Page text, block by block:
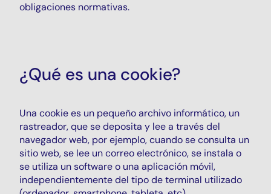
obligaciones normativas.
¿Qué es una cookie?
Una cookie es un pequeño archivo informático, un
rastreador, que se deposita y lee a través del
navegador web, por ejemplo, cuando se consulta un
sitio web, se lee un correo electrónico, se instala o
se utiliza un software o una aplicación móvil,
independientemente del tipo de terminal utilizado